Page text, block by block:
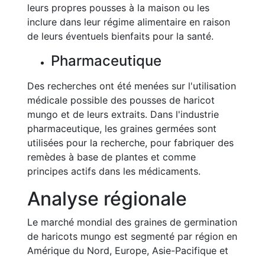
leurs propres pousses à la maison ou les
inclure dans leur régime alimentaire en raison
de leurs éventuels bienfaits pour la santé.
Pharmaceutique
Des recherches ont été menées sur l'utilisation
médicale possible des pousses de haricot
mungo et de leurs extraits. Dans l'industrie
pharmaceutique, les graines germées sont
utilisées pour la recherche, pour fabriquer des
remèdes à base de plantes et comme
principes actifs dans les médicaments.
Analyse régionale
Le marché mondial des graines de germination
de haricots mungo est segmenté par région en
Amérique du Nord, Europe, Asie-Pacifique et